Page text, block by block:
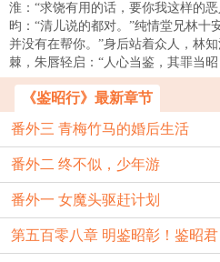
淮：“求饶有用的话，要你我这样的
昀：“清儿说的都对。”纯情堂兄林十
并没有在帮你。”身后站着众人，林
棘，朱唇轻启：“人心当鉴，其罪当
《鉴昭行》最新章节
番外三 青梅竹马的婚后生活
番外二 终不似，少年游
番外一 女魔头驱赶计划
第五百零八章 明鉴昭彰！鉴昭君